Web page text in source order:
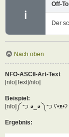
ℹ
Off-
Der
Nach oben
NFO-ASCII-Art-Text
[nfo]Text[/nfo]
Beispiel:
[nfo]༼ つ ◕_◕ ༽つ
Ergebnis: